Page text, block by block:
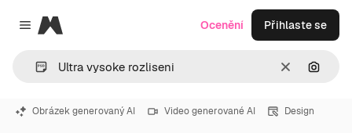
Close menu
Magnific
ZrušitHledat
Ocenění Přihlaste se
Obrázek generovaný AI Video generované AI Design